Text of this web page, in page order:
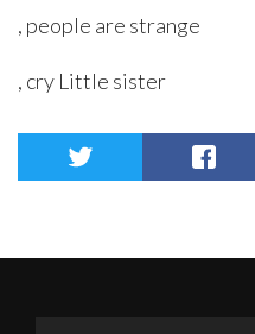
, people are strange
, cry Little sister